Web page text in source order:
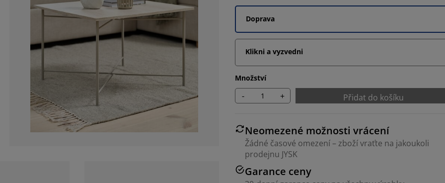
Doprava
Klikni a vyzvedni
Množství
- + Přidat do košíku
Neomezené možnosti vrácení
Žádné časové omezení – zboží vraťte na jakoukoli
prodejnu JYSK
Garance ceny
7.6923076923076925%